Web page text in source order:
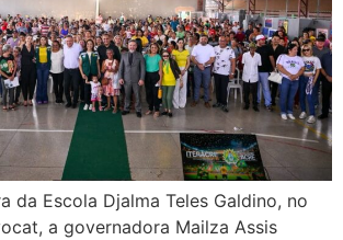
da Escola Djalma Teles Galdino, no
a governadora Mailza Assis